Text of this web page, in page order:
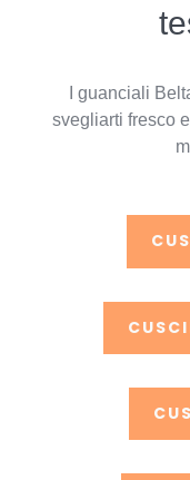
I guanciali
svegliarti fresco